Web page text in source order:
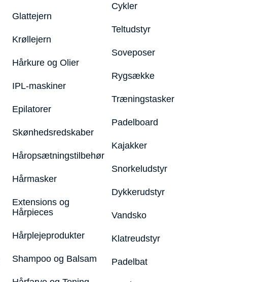
Glattejern
Krøllejern
Hårkure og Olier
IPL-maskiner
Epilatorer
Skønhedsredskaber
Håropsætningstilbehør
Hårmasker
Extensions og
Hårpieces
Hårplejeprodukter
Shampoo og Balsam
Cykler
Teltudstyr
Soveposer
Rygsække
Træningstasker
Padelboard
Kajakker
Snorkeludstyr
Dykkerudstyr
Vandsko
Klatreudstyr
Padelbat